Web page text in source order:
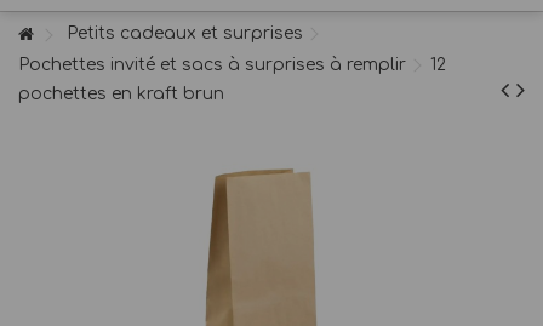
Petits cadeaux et surprises
Pochettes invité et sacs à surprises à remplir
12
pochettes en kraft brun